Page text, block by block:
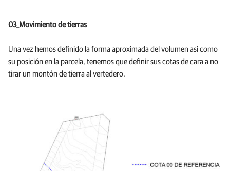
03_Movimiento de tierras
Una vez hemos definido la forma aproximada del volumen asi como
su posición en la parcela, tenemos que definir sus cotas de cara a no
tirar un montón de tierra al vertedero.